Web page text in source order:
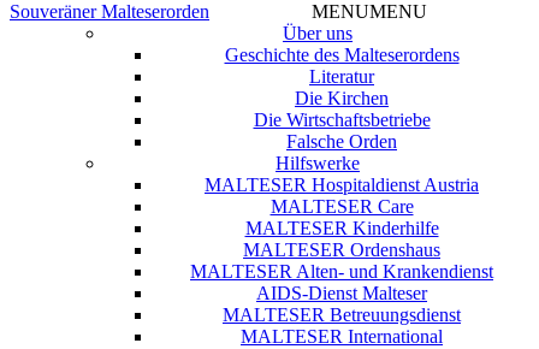
Souveräner Malteserorden
MENUMENU
Über uns
Geschichte des Malteserordens
Literatur
Die Kirchen
Die Wirtschaftsbetriebe
Falsche Orden
Hilfswerke
MALTESER Hospitaldienst Austria
MALTESER Care
MALTESER Kinderhilfe
MALTESER Ordenshaus
MALTESER Alten- und Krankendienst
AIDS-Dienst Malteser
MALTESER Betreuungsdienst
MALTESER International